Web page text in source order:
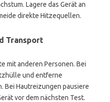
Lagere das Gerät an
direkte Hitzequellen.
Transport
mit anderen Personen. Bei
und entferne
Bei Hautreizungen pausiere
vor dem nächsten Test.